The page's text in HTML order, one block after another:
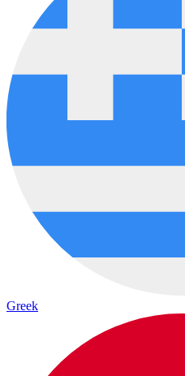
Greek